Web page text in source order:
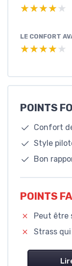
★★★★★
★★★★★
LE CONFORT
★★★★★
★★★★★
POINTS
Confort
Style
Bon
POINTS
Peut être
Strass